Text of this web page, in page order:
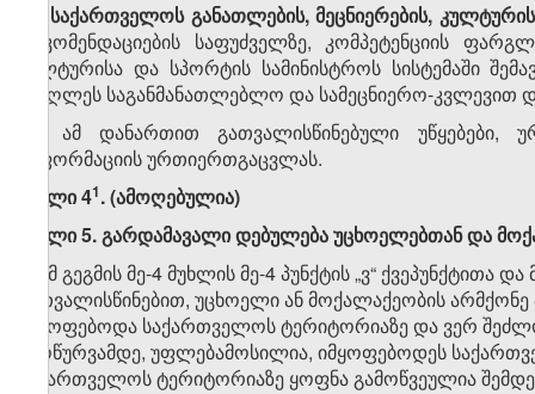
10. საქართველოს განათლების, მეცნიერების,
რეკომენდაციების საფუძველზე, კომპეტენციის
კულტურისა და სპორტის სამინისტროს სისტემაში
უმაღლეს საგანმანათლებლო და სამეცნიერო-კვლევით
ამ დანართით გათვალისწინებული უწყებები,
ინფორმაციის ურთიერთგაცვლას.
მუხლი 4​1. (ამოღებულია)
მუხლი 5. გარდამავალი დებულება უცხოელებთან და
1. ამ გეგმის მე-4 მუხლის მე-4 პუნქტის „ვ“ ქვეპუნქტითა და
გათვალისწინებით, უცხოელი ან მოქალაქეობის
იმყოფებოდა საქართველოს ტერიტორიაზე და ვერ
ამოწურვამდე, უფლებამოსილია, იმყოფებოდეს
საქართველოს ტერიტორიაზე ყოფნა გამოწვეულია